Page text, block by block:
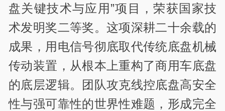
盘关键技术与应用”项目，荣获国家技
术发明奖二等奖。这项深耕二十余载的
成果，用电信号彻底取代传统底盘机械
传动装置，从根本上重构了商用车底盘
的底层逻辑。团队攻克线控底盘高安全
性与强可靠性的世界性难题，形成完全